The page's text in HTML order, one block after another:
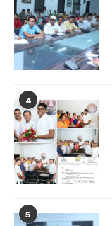
4
5